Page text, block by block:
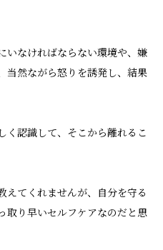
いなければならない環境や、嫌
当然ながら怒りを誘発し、結果
く認識して、そこから離れるこ
えてくれませんが、自分を守る
取り早いセルフケアなのだと思